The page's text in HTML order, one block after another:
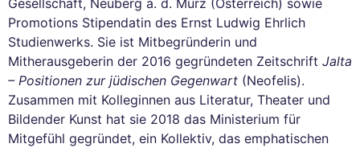
Gesellschaft, Neuberg a. d. Mürz (Österreich) sowie
Promotions Stipendatin des Ernst Ludwig Ehrlich
Studienwerks. Sie ist Mitbegründerin und
Mitherausgeberin der 2016 gegründeten Zeitschrift Jalta
– Positionen zur jüdischen Gegenwart (Neofelis).
Zusammen mit Kolleginnen aus Literatur, Theater und
Bildender Kunst hat sie 2018 das Ministerium für
Mitgefühl gegründet, ein Kollektiv, das emphatischen